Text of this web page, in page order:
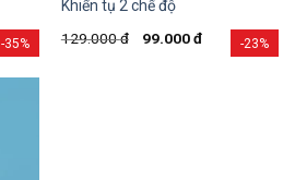
-35% -23%
Khiển tụ 2 chế độ
129.000đ 99.000đ